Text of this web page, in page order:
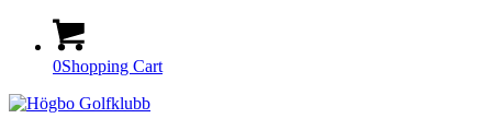
0Shopping Cart